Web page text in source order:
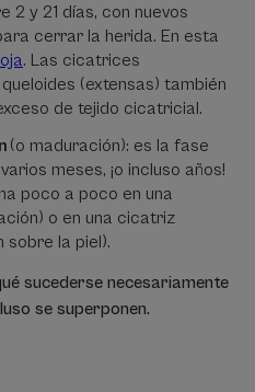
2 y 21 días, con nuevos
cerrar la herida. En esta
. Las cicatrices
(extensas) también
de tejido cicatricial.
(o maduración): es la fase
meses, ¡o incluso años!
poco a poco en una
o en una cicatriz
sobre la piel).
sucederse necesariamente
se superponen.